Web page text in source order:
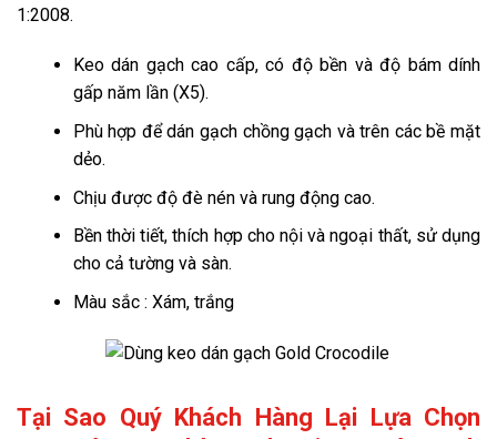
1:2008.
Keo dán gạch cao cấp, có độ bền và độ bám dính
gấp năm lần (X5).
Phù hợp để dán gạch chồng gạch và trên các bề mặt
dẻo.
Chịu được độ đè nén và rung động cao.
Bền thời tiết, thích hợp cho nội và ngoại thất, sử dụng
cho cả tường và sàn.
Màu sắc : Xám, trắng
Tại Sao Quý Khách Hàng Lại Lựa Chọn